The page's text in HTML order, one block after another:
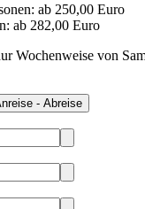
ab 250,00 Euro
ab 282,00 Euro
Wochenweise von
- Abreise